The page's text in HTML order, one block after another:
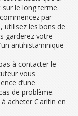
le long terme.
par
utilisez les bons de
garderez votre
antihistaminique
à contacter le
vous
d’une
de problème.
acheter Claritin en